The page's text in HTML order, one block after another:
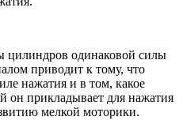
цилиндров одинаковой силы
приводит к тому, что
нажатия и в том, какое
он прикладывает для нажатия
мелкой моторики.